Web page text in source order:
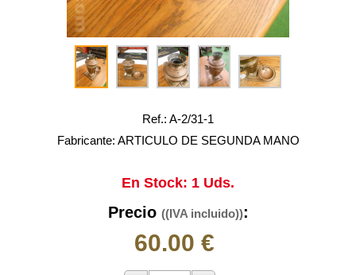
Ref.: A-2/31-1
Fabricante: ARTICULO DE SEGUNDA MANO
En Stock: 1 Uds.
Precio ((IVA incluido)):
60.00 €